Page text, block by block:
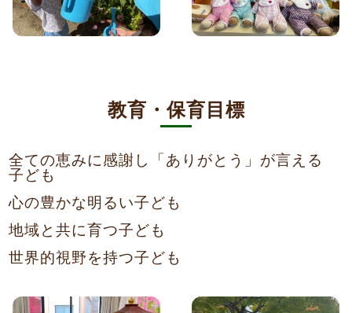
教育・保育目標
全ての恵みに感謝し「ありがとう」が言える
子ども
心の豊かな明るい子ども
地域と共に育つ子ども
世界的視野を持つ子ども